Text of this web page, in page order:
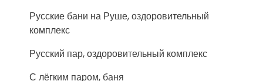
Русские бани на Руше, оздоровительный
комплекс
Русский пар, оздоровительный комплекс
С лёгким паром, баня